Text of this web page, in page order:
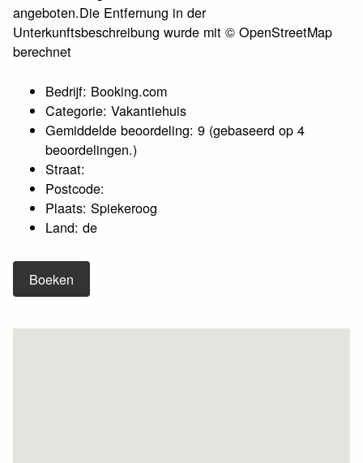
angeboten.Die Entfernung in der
Unterkunftsbeschreibung wurde mit © OpenStreetMap
berechnet
Bedrijf: Booking.com
Categorie: Vakantiehuis
Gemiddelde beoordeling: 9 (gebaseerd op 4
beoordelingen.)
Straat:
Postcode:
Plaats: Spiekeroog
Land: de
Boeken